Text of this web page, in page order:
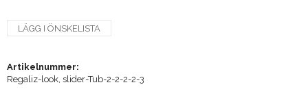
LÄGG I ÖNSKELISTA
Artikelnummer:
Regaliz-look, slider-Tub-2-2-2-2-3